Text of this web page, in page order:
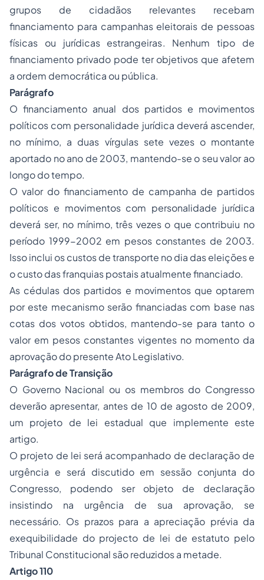
grupos de cidadãos relevantes recebam
financiamento para campanhas eleitorais de pessoas
físicas ou jurídicas estrangeiras. Nenhum tipo de
financiamento privado pode ter objetivos que afetem
a ordem democrática ou pública.
Parágrafo
O financiamento anual dos partidos e movimentos
políticos com personalidade jurídica deverá ascender,
no mínimo, a duas vírgulas sete vezes o montante
aportado no ano de 2003, mantendo-se o seu valor ao
longo do tempo.
O valor do financiamento de campanha de partidos
políticos e movimentos com personalidade jurídica
deverá ser, no mínimo, três vezes o que contribuiu no
período 1999-2002 em pesos constantes de 2003.
Isso inclui os custos de transporte no dia das eleições e
o custo das franquias postais atualmente financiado.
As cédulas dos partidos e movimentos que optarem
por este mecanismo serão financiadas com base nas
cotas dos votos obtidos, mantendo-se para tanto o
valor em pesos constantes vigentes no momento da
aprovação do presente Ato Legislativo.
Parágrafo de Transição
O Governo Nacional ou os membros do Congresso
deverão apresentar, antes de 10 de agosto de 2009,
um projeto de lei estadual que implemente este
artigo.
O projeto de lei será acompanhado de declaração de
urgência e será discutido em sessão conjunta do
Congresso, podendo ser objeto de declaração
insistindo na urgência de sua aprovação, se
necessário. Os prazos para a apreciação prévia da
exequibilidade do projecto de lei de estatuto pelo
Tribunal Constitucional são reduzidos a metade.
Artigo 110